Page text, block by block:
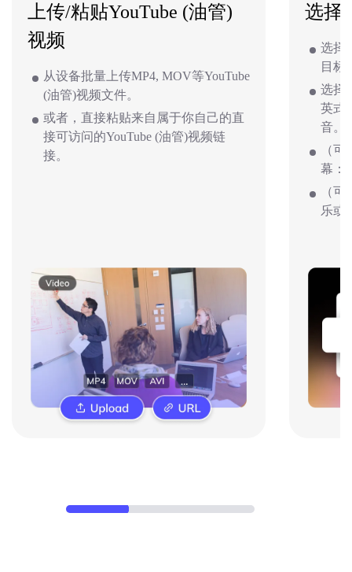
上传/粘贴YouTube (油管)
视频
从设备批量上传MP4, MOV等YouTube
(油管)视频文件。
或者，直接粘贴来自属于你自己的直
接可访问的YouTube (油管)视频链
接。
选择
选择
目标
选择
英式
音。
（
幕：
（
乐或